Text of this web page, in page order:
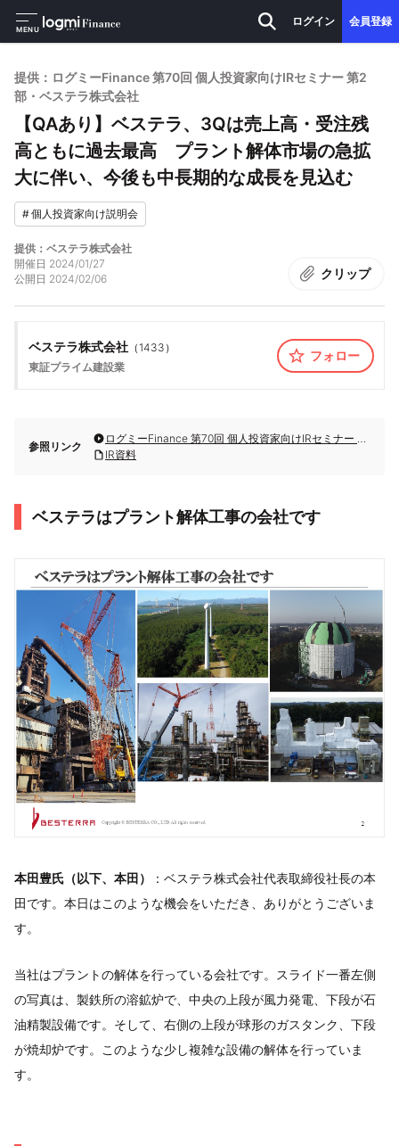
MENU
ログイン 会員登録
提供：ログミーFinance 第70回 個人投資家向けIRセミナー 第2
部・ベステラ株式会社
【QAあり】ベステラ、3Qは売上高・受注残
高ともに過去最高 プラント解体市場の急拡
大に伴い、今後も中長期的な成長を見込む
#個人投資家向け説明会
提供：ベステラ株式会社
開催日 2024/01/27
公開日 2024/02/06 クリップ
ベステラ株式会社 （ 1433 ）
東証プライム建設業
フォロー
参照リンク
ログミーFinance 第70回 個人投資家向けIRセミナー 第2部・ベステラ株式会社
IR資料
ベステラはプラント解体工事の会社です
本田豊氏（以下、本田）
：ベステラ株式会社代表取締役社長の本
田です。本日はこのような機会をいただき、ありがとうございま
す。
当社はプラントの解体を行っている会社です。スライド一番左側
の写真は、製鉄所の溶鉱炉で、中央の上段が風力発電、下段が石
油精製設備です。そして、右側の上段が球形のガスタンク、下段
が焼却炉です。このような少し複雑な設備の解体を行っていま
す。